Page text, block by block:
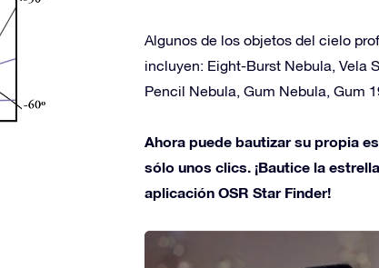
Algunos de los objetos del cielo
incluyen: Eight-Burst Nebula, Vela
Pencil Nebula, Gum Nebula, Gum
Ahora puede bautizar su propia
sólo unos clics. ¡Bautice la
aplicación OSR Star Finder!